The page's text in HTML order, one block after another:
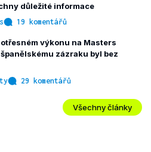
důležité informace
19 komentářů
výkonu na Masters
zázraku byl bez
29 komentářů
Všechny články